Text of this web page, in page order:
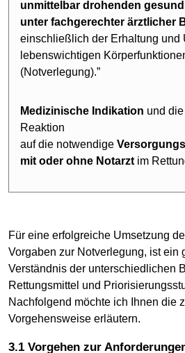
unmittelbar drohenden
unter fachgerechter ärztlicher
einschließlich der Erhaltung und
lebenswichtigen
(Notverlegung).”
Medizinische Indikation und
Reaktion
auf die notwendige
mit oder ohne Notarzt im
Für eine erfolgreiche Umsetzung
Vorgaben zur Notverlegung, ist ein
Verständnis der unterschiedlichen
Rettungsmittel und
Nachfolgend möchte ich Ihnen die
Vorgehensweise erläutern.
3.1 Vorgehen zur